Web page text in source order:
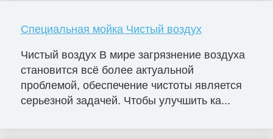
Специальная мойка Чистый воздух
Чистый воздух В мире загрязнение воздуха
становится всё более актуальной
проблемой, обеспечение чистоты является
серьезной задачей. Чтобы улучшить ка...